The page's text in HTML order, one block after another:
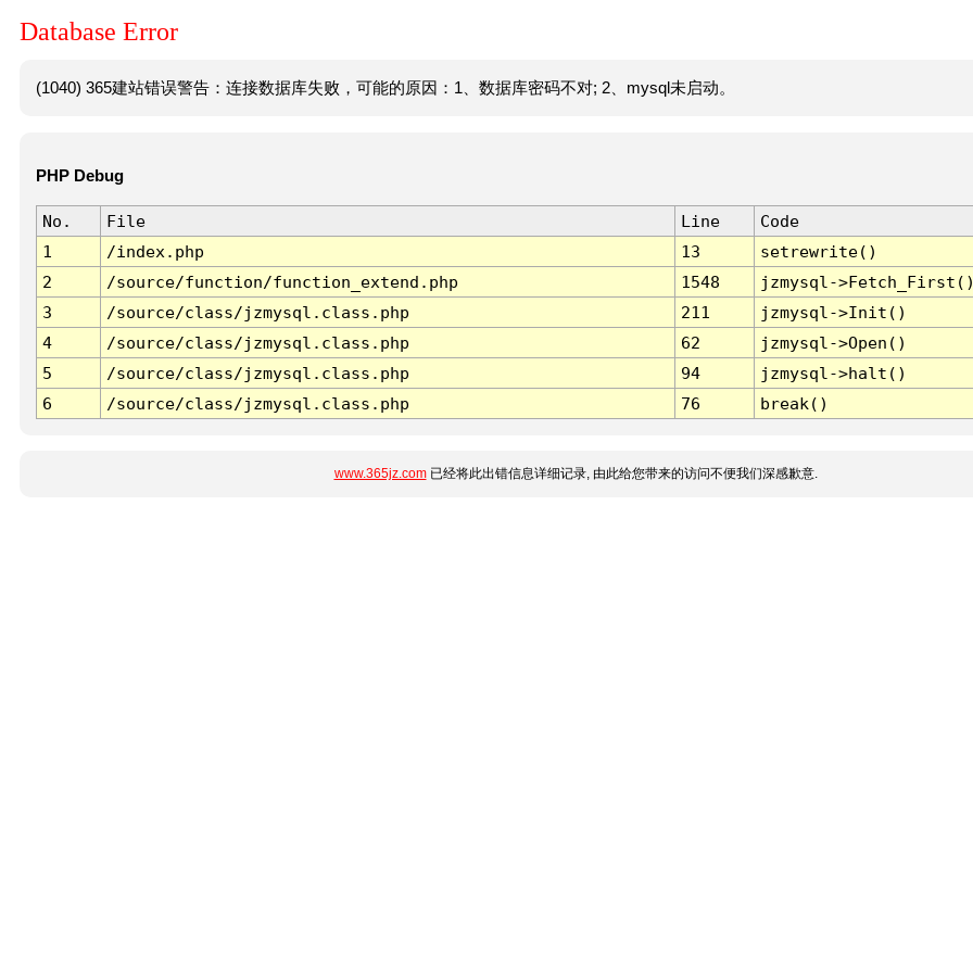
Database Error
(1040) 365建站错误警告：连接数据库失败，可能的原因：1、数据库密码不对; 2、mysql未启动。
PHP Debug
No. File Line
Code
1
/index.php 13
setrewrite()
2
/source/function/function_extend.php 1548
jzmysql-
3
/source/class/jzmysql.class.php 211
jzmysql->Init()
4
/source/class/jzmysql.class.php 62
jzmysql->Open()
5
/source/class/jzmysql.class.php 94
jzmysql->halt()
6
/source/class/jzmysql.class.php 76 break()
www.365jz.com已经将此出错信息详细记录, 由此给您带来的访问不便我们深感歉意.